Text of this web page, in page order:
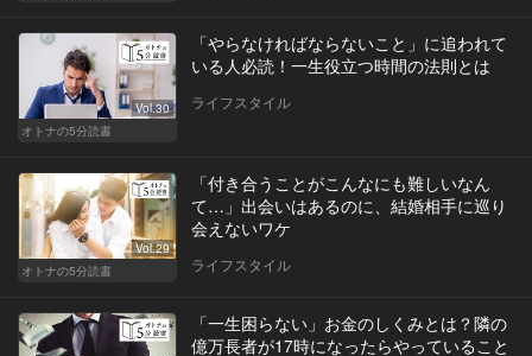
Vol.30
オトナの5分読書
「やらなければならないこと」に追われて
いる人必読！一生役立つ時間の法則とは
ライフスタイル
Vol.29
オトナの5分読書
「付き合うことがこんなにも難しいなん
て…」出会いはあるのに、結婚相手に巡り
会えないワケ
ライフスタイル
「一生困らない」お金のしくみとは？隣の
億万長者が17時になったらやっていること